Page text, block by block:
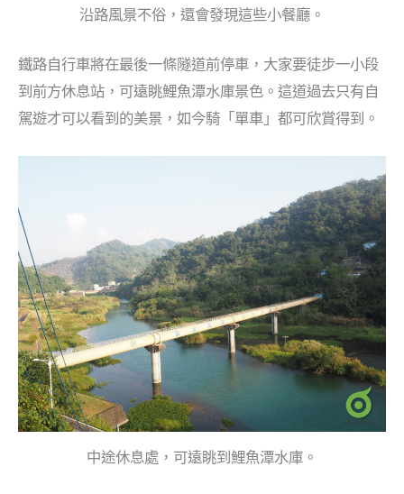
沿路風景不俗，還會發現這些小餐廳。
鐵路自行車將在最後一條隧道前停車，大家要徒步一小段
到前方休息站，可遠眺鯉魚潭水庫景色。這道過去只有自
駕遊才可以看到的美景，如今騎「單車」都可欣賞得到。
中途休息處，可遠眺到鯉魚潭水庫。